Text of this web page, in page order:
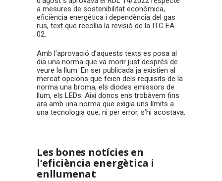
a mesures de sostenibilitat econòmica,
eficiència energètica i dependència del gas
rus, text que recollia la revisió de la ITC EA
02.
Amb l’aprovació d’aquests texts es posa al
dia una norma que va morir just després de
veure la llum. En ser publicada ja existien al
mercat opcions que feien dels requisits de la
norma una broma, els diodes emissors de
llum, els LEDs. Així doncs ens trobàvem fins
ara amb una norma que exigia uns límits a
una tecnologia que, ni per error, s’hi acostava.
Les bones notícies en
l’eficiència energètica i
enllumenat